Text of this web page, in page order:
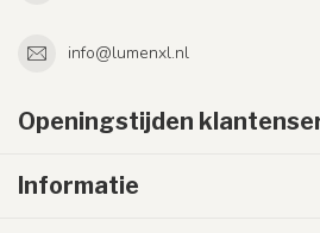
info@lumenxl.nl
Openingstijden
Informatie